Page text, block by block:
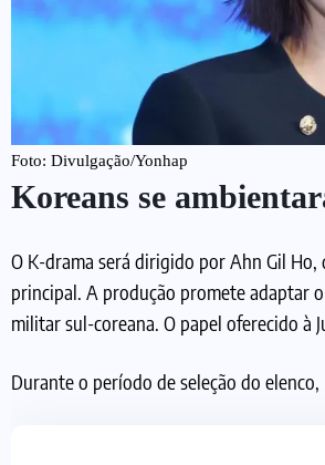
Foto: Divulgação/Yonhap
Koreans se
O K-drama será dirigido por Ahn Gil
principal. A produção promete adaptar
militar sul-coreana. O papel oferecido à
Durante o período de seleção do